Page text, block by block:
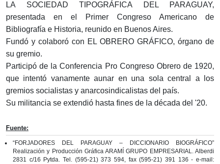
LA SOCIEDAD TIPOGRÁFICA DEL PARAGUAY,
presentada en el Primer Congreso Americano de
Bibliografía e Historia, reunido en Buenos Aires.
Fundó y colaboró con EL OBRERO GRÁFICO, órgano de
su gremio.
Participó de la Conferencia Pro Congreso Obrero de 1920,
que intentó vanamente aunar en una sola central a los
gremios socialistas y anarcosindicalistas del país.
Su militancia se extendió hasta fines de la década del '20.
Fuente:
“FORJADORES DEL PARAGUAY – DICCIONARIO BIOGRÁFICO”
Realización y Producción Gráfica ARAMÍ GRUPO EMPRESARIAL. Alberdi
2831 c/16 Pytda. Tel. (595-21) 373 594, fax (595-21) 391 136 - e-mail: